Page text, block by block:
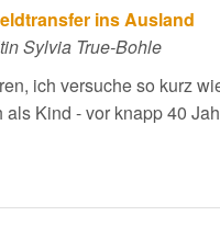
ins Ausland
Sylvia True-Bohle
ich versuche so kurz
Kind - vor knapp 40